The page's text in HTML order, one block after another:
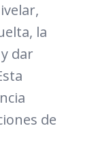
la
dar
de